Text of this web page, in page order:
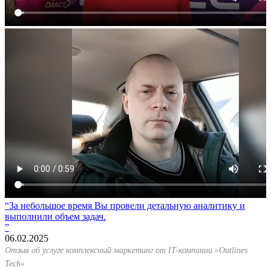
За небольшое время Вы провели детальную аналитику и
выполнили объем задач.
06.02.2025
Отзыв об услуге комплексный маркетинг от IT-компании «Outlines
Tech»